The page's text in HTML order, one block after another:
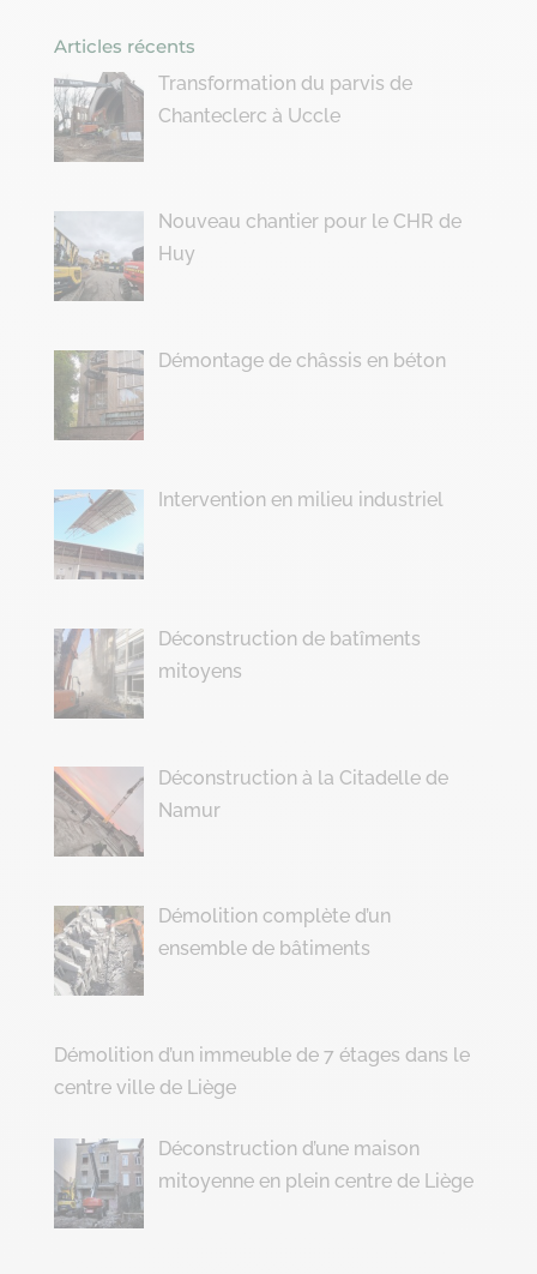
Articles récents
Transformation du parvis de
Chanteclerc à Uccle
Nouveau chantier pour le CHR de
Huy
Démontage de châssis en béton
Intervention en milieu industriel
Déconstruction de batîments
mitoyens
Déconstruction à la Citadelle de
Namur
Démolition complète d’un
ensemble de bâtiments
Démolition d’un immeuble de 7 étages dans le
centre ville de Liège
Déconstruction d’une maison
mitoyenne en plein centre de Liège